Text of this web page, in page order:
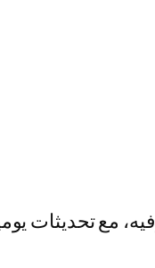
مع تحديثات